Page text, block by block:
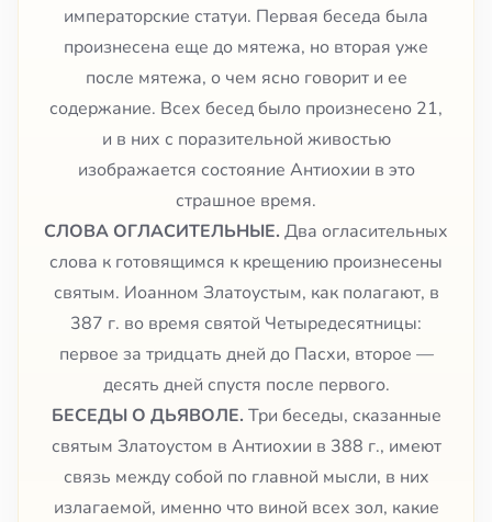
императорские статуи. Первая беседа была
произнесена еще до мятежа, но вторая уже
после мятежа, о чем ясно говорит и ее
содержание. Всех бесед было произнесено 21,
и в них с поразительной живостью
изображается состояние Антиохии в это
страшное время.
СЛОВА ОГЛАСИТЕЛЬНЫЕ. Два огласительных
слова к готовящимся к крещению произнесены
святым. Иоанном Златоустым, как полагают, в
387 г. во время святой Четыредесятницы:
первое за тридцать дней до Пасхи, второе —
десять дней спустя после первого.
БЕСЕДЫ О ДЬЯВОЛЕ. Три беседы, сказанные
святым Златоустом в Антиохии в 388 г., имеют
связь между собой по главной мысли, в них
излагаемой, именно что виной всех зол, какие